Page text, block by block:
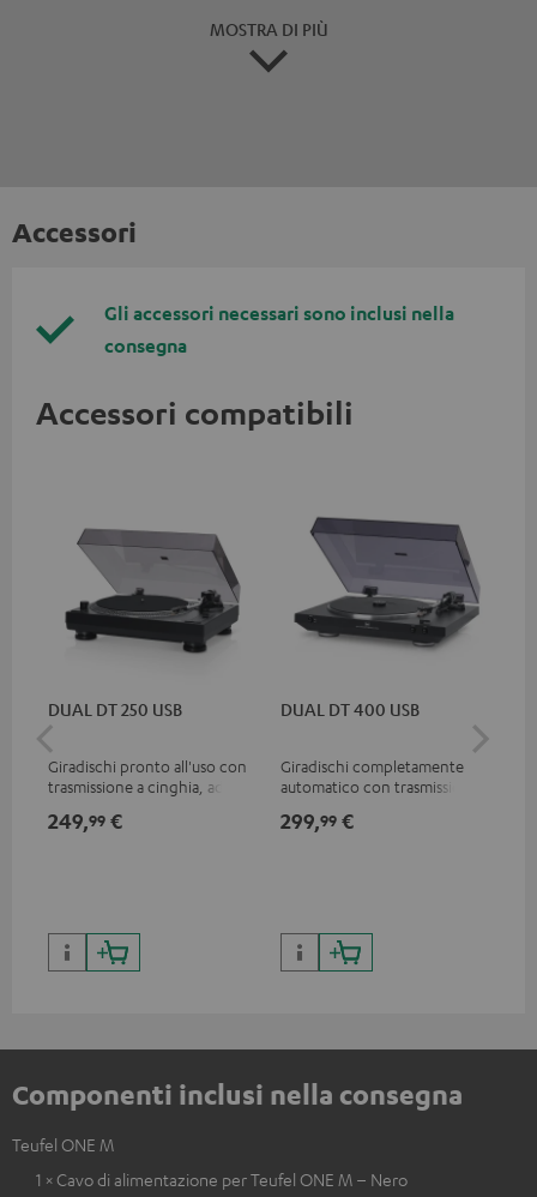
MOSTRA DI PIÙ
Accessori
Gli accessori necessari sono inclusi nella
consegna
Accessori compatibili
DUAL DT 250 USB
Giradischi pronto all'uso con
trasmissione a cinghia, adatto
249,99 €
DUAL DT 400 USB
Giradischi completamente
automatico con trasmissione
singoli
299,99 €
Componenti inclusi nella consegna
Teufel ONE M
1 × Cavo di alimentazione per Teufel ONE M – Nero